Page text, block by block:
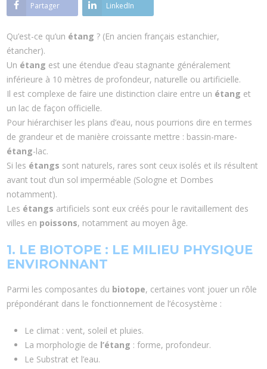
Partager LinkedIn
Qu’est-ce qu’un étang ? (En ancien français estanchier,
étancher).
Un étang est une étendue d’eau stagnante généralement
inférieure à 10 mètres de profondeur, naturelle ou artificielle.
Il est complexe de faire une distinction claire entre un étang et
un lac de façon officielle.
Pour hiérarchiser les plans d’eau, nous pourrions dire en termes
de grandeur et de manière croissante mettre : bassin-mare-
étang-lac.
Si les étangs sont naturels, rares sont ceux isolés et ils résultent
avant tout d’un sol imperméable (Sologne et Dombes
notamment).
Les étangs artificiels sont eux créés pour le ravitaillement des
villes en poissons, notamment au moyen âge.
1. LE BIOTOPE : LE MILIEU PHYSIQUE
ENVIRONNANT
Parmi les composantes du biotope, certaines vont jouer un rôle
prépondérant dans le fonctionnement de l’écosystème :
Le climat : vent, soleil et pluies.
La morphologie de l’étang : forme, profondeur.
Le Substrat et l’eau.